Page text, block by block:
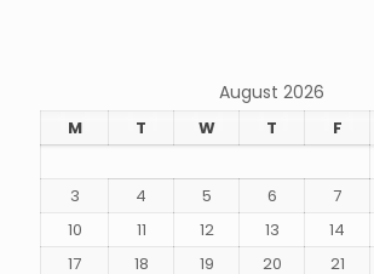
August 2026
M T W T F
3
4 5 6 7
10
11 12 13 14
17
18 19 20 21